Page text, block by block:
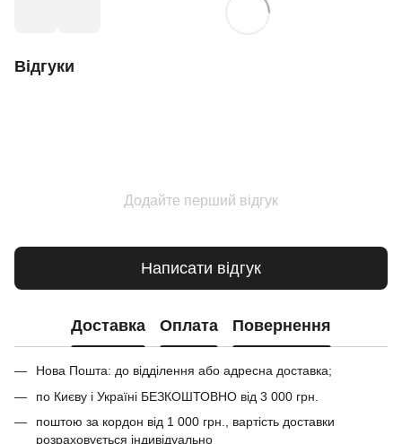
Відгуки
Додайте перший відгук
Написати відгук
Доставка Оплата Повернення
Нова Пошта: до відділення або адресна доставка;
по Києву і Україні БЕЗКОШТОВНО від 3 000 грн.
поштою за кордон від 1 000 грн., вартість доставки
розраховується індивідуально